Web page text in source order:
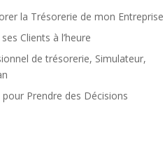
la Trésorerie de mon Entreprise
Clients à l’heure
de trésorerie, Simulateur,
Prendre des Décisions